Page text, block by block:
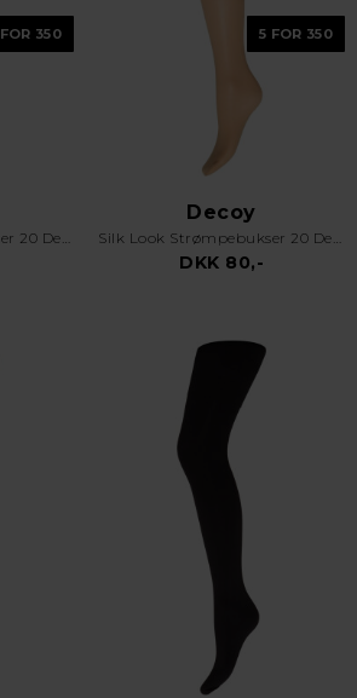
350
Silk Look Strømpebukser 20 Den Marine
5 FOR 350
Decoy
Silk Look Strømpebukser 20 Den Sand
DKK 80,-